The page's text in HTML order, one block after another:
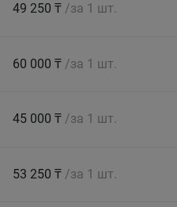
49 250 ₸ /за 1 шт.
60 000 ₸ /за 1 шт.
45 000 ₸ /за 1 шт.
53 250 ₸ /за 1 шт.